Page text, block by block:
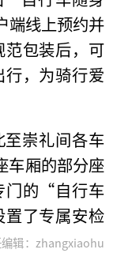
端线上预约并
包装后，可
，为骑行爱
崇礼间各车
车厢的部分座
门的“自行车
了专属安检
编辑：zhangxiaohu